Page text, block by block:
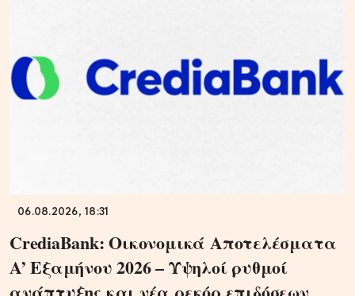
06.08.2026, 18:31
CrediaBank: Οικονομικά Αποτελέσματα
A’ Εξαμήνου 2026 – Υψηλοί ρυθμοί